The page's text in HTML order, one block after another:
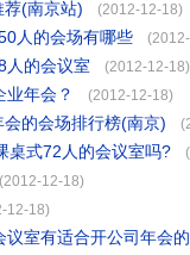
(南京站) (2012-12-18)
人的会场有哪些
人的会议室 (2012-12-18)
年会？ (2012-12-18)
的会场排行榜(南京)
桌式72人的会议室吗?
(2012-12-18)
12-18)
室有适合开公司年会